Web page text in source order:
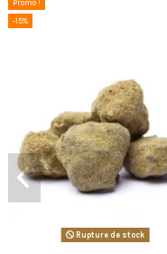
Promo !
-15%
Rupture de stock